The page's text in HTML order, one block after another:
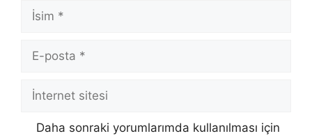
İsim
posta
İnternet
Daha sonraki yorumlarımda kullanılması için